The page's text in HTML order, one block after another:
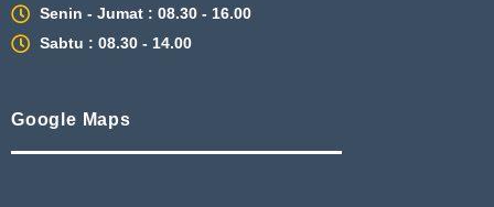
Senin - Jumat : 08.30 - 16.00
Sabtu : 08.30 - 14.00
Google Maps